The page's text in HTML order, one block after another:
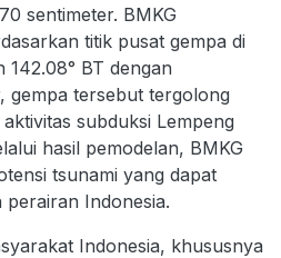
sentimeter. BMKG
titik pusat gempa di
142.08° BT dengan
gempa tersebut tergolong
subduksi Lempeng
hasil pemodelan, BMKG
tsunami yang dapat
perairan Indonesia.
Indonesia, khususnya